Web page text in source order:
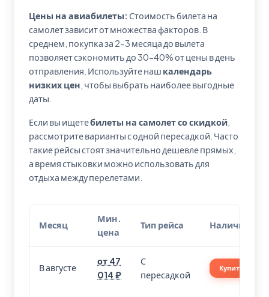
Цены на авиабилеты: Стоимость билета на
самолет зависит от множества факторов. В
среднем, покупка за 2-3 месяца до вылета
позволяет сэкономить до 30-40% от цены в день
отправления. Используйте наш календарь
низких цен , чтобы выбрать наиболее выгодные
даты.
Если вы ищетебилеты на самолет со скидкой
рассмотрите варианты с одной пересадкой. Часто
такие рейсы стоят значительно дешевле прямых,
а время стыковки можно использовать для
отдыха между перелетами.
Месяц
Мин.
цена
Тип рейса Наличие
В августе
от 47
014 ₽
С
пересадкой
Купить